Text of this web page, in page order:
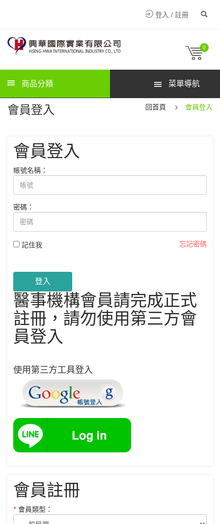
登入 / 註冊
0
商品分類 菜單導航
會員登入 回首頁 會員登入
會員登入
帳號名稱：
密碼：
記住我 忘記密碼
登入
醫事機構會員請完成正式
註冊，請勿使用第三方會
員登入
使用第三方工具登入
會員註冊
* 會員類型：